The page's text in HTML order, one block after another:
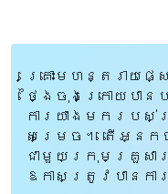
គ្រោះមហន្តរាយផ្ស
ថ្ងៃចុងក្រោយបាន
ការយាងមករបស់
សម្រេច។ តើអ្ន
ជាមួយក្រុមគ្រួស
ឱកាសត្រូវបានការ